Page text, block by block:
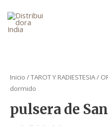
contenido
Inicio /TAROT Y RADIESTESIA/
dormido
pulsera de
de
San
dormido
cantidad
cantidad